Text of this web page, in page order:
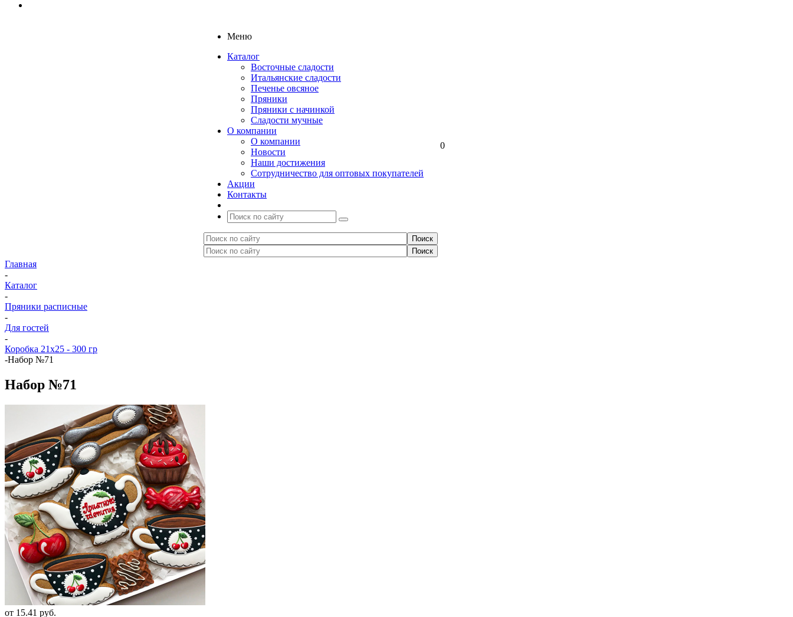
Меню
Каталог
Восточные сладости
Итальянские сладости
Печенье овсяное
Пряники
Пряники с начинкой
Сладости мучные
О компании
О компании
Новости
Наши достижения
Сотрудничество для оптовых покупателей
Акции
Контакты
0
Главная
-
Каталог
-
Пряники расписные
-
Для гостей
-
Коробка 21x25 - 300 гр
-Набор №71
Набор №71
от 15.41 руб.